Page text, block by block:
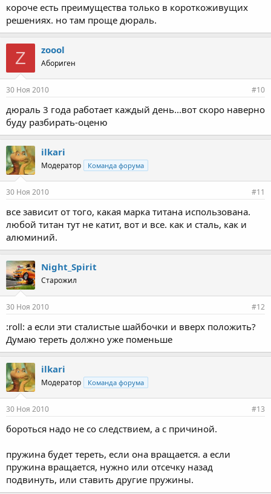
короче есть преимущества только в короткоживущих
решениях. но там проще дюраль.
Z zoool
Абориген
30 Ноя 2010 #10
дюраль 3 года работает каждый день...вот скоро наверно
буду разбирать-оценю
ilkari
Модератор Команда форума
30 Ноя 2010 #11
все зависит от того, какая марка титана использована.
любой титан тут не катит, вот и все. как и сталь, как и
алюминий.
Night_Spirit
Старожил
30 Ноя 2010 #12
:roll: а если эти сталистые шайбочки и вверх положить?
Думаю тереть должно уже поменьше
ilkari
Модератор Команда форума
30 Ноя 2010 #13
бороться надо не со следствием, а с причиной.
пружина будет тереть, если она вращается. а если
пружина вращается, нужно или отсечку назад
подвинуть, или ставить другие пружины.